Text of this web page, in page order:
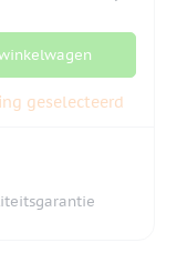
geselecteerd